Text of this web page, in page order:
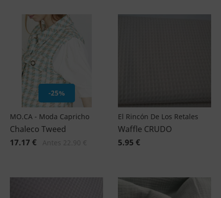
-25%
MO.CA - Moda Capricho
Chaleco Tweed
17.17 €
El Rincón De Los Retales
Waffle CRUDO
5.95 €